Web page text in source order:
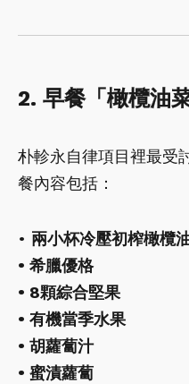
2. 早餐「橄欖油
朴軫永自律項目裡最受
餐內容包括：
• 兩小杯冷壓初榨橄欖
• 希臘優格
• 8顆綜合堅果
• 有機當季水果
• 胡蘿蔔汁
• 蜜漬蘿蔔